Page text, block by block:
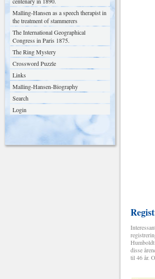
Malling-Hansen as a speech therapist in
the treatment of stammerers
The International Geographical
Congress in Paris 1875.
The Ring Mystery
Crossword Puzzle
Links
Malling-Hansen-Biography
Search
Login
disse
til 46 år.